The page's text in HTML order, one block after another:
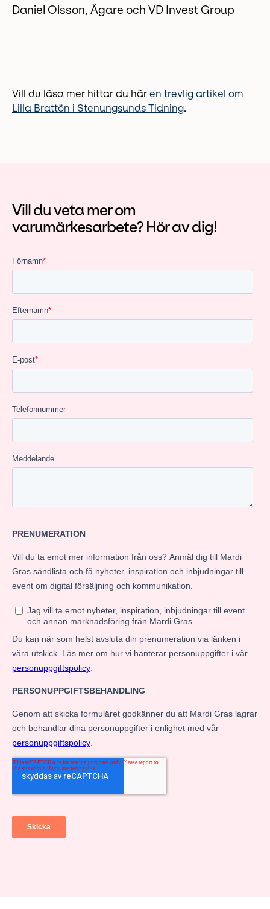
Daniel Olsson, Ägare och VD Invest Group
Vill du läsa mer hittar du här en trevlig artikel om
Lilla Brattön i Stenungsunds Tidning.
Vill du veta mer om
varumärkesarbete? Hör av dig!